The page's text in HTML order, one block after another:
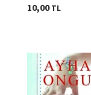
10,00TL